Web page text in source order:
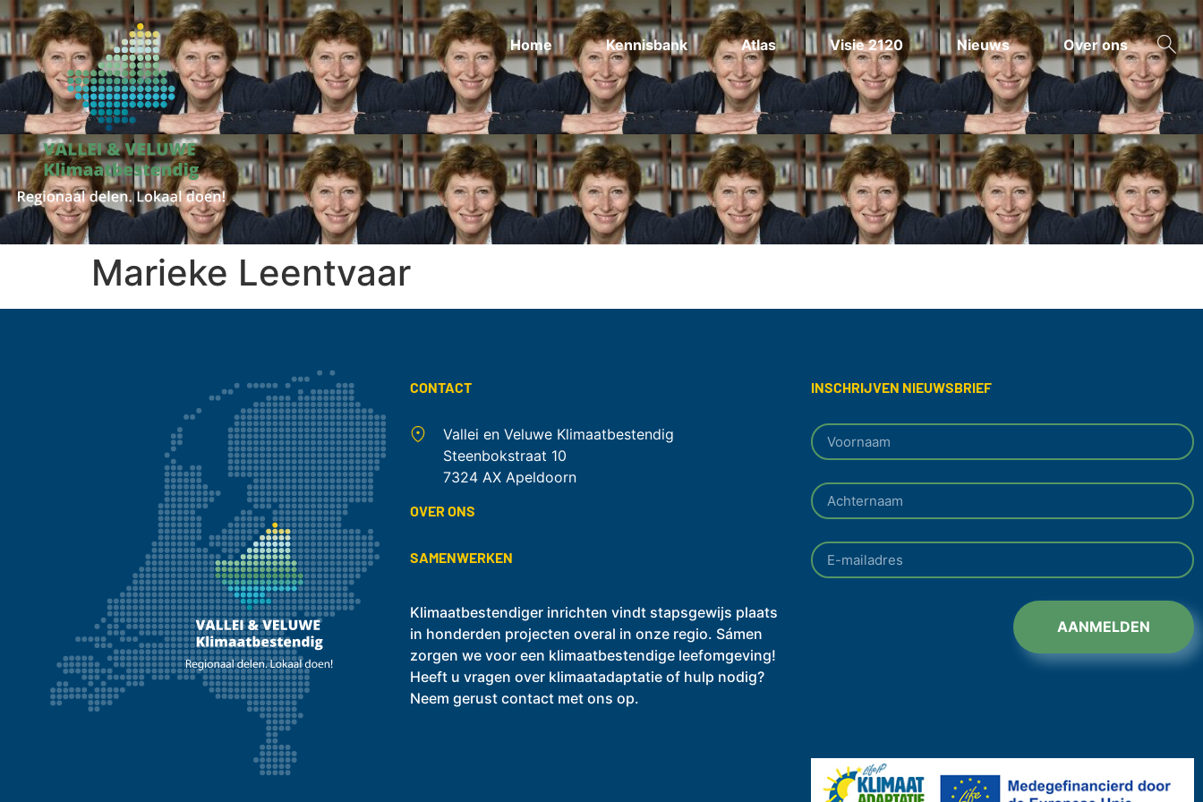
Home Kennisbank Atlas Visie 2120 Nieuws Over ons
ZOEKEN
Marieke Leentvaar
CONTACT
Vallei en Veluwe Klimaatbestendig
Steenbokstraat 10
7324 AX Apeldoorn
OVER ONS
SAMENWERKEN
Klimaatbestendiger inrichten vindt stapsgewijs plaats
in honderden projecten overal in onze regio. Sámen
zorgen we voor een klimaatbestendige leefomgeving!
Heeft u vragen over klimaatadaptatie of hulp nodig?
Neem gerust contact met ons op.
INSCHRIJVEN NIEUWSBRIEF
AANMELDEN